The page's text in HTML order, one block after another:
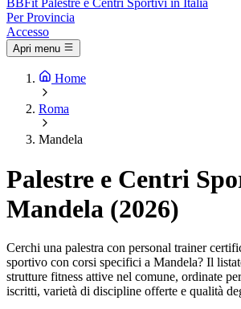
BBFit Palestre e Centri Sportivi in Italia
Per Provincia
Accesso
Apri menu
Home
Roma
Mandela
Palestre e Centri
Mandela (2026)
Cerchi una palestra con personal trainer
sportivo con corsi specifici a Mandela? Il
strutture fitness attive nel comune, ordinate
iscritti, varietà di discipline offerte e qualità